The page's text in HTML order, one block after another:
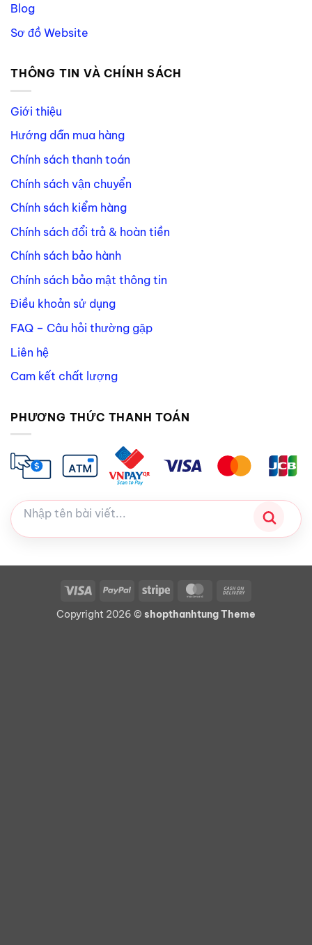
Blog
Sơ đồ Website
THÔNG TIN VÀ CHÍNH SÁCH
Giới thiệu
Hướng dẫn mua hàng
Chính sách thanh toán
Chính sách vận chuyển
Chính sách kiểm hàng
Chính sách đổi trả & hoàn tiền
Chính sách bảo hành
Chính sách bảo mật thông tin
Điều khoản sử dụng
FAQ – Câu hỏi thường gặp
Liên hệ
Cam kết chất lượng
PHƯƠNG THỨC THANH TOÁN
Visa PayPal Stripe MasterCard
Delivery
Copyright 2026 © shopthanhtung Theme